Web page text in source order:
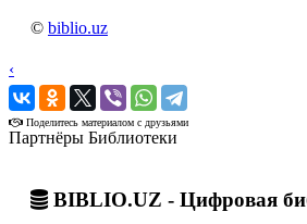
© biblio.uz
‹
›
Поделитесь материалом с друзьями
Партнёры Библиотеки
BIBLIO.UZ - Цифровая